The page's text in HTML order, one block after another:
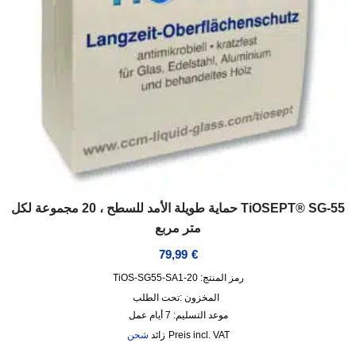
TiOSEPT® SG-55 حماية طويلة الأمد للسطح ، 20 مجموعة لكل
متر مربع
79,99 €
رمز المنتج: TiOS-SG55-SA1-20
المخزون :تحت الطلب
موعد التسليم: 7 أيام عمل
incl. VAT
زائد شحن